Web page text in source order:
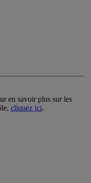
en savoir plus sur les
cliquez ici.